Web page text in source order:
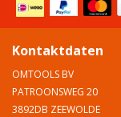
Kontaktdaten
OMTOOLS BV
PATROONSWEG 20
3892DB ZEEWOLDE